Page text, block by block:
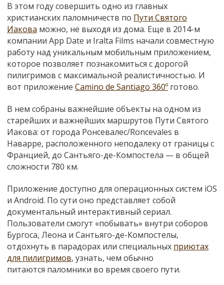
В этом году совершить одно из главных
христианских паломничеств по Пути Святого
Иакова можно, не выходя из дома. Еще в 2014-м
компании App Date и Iralta Films начали совместную
работу над уникальным мобильным приложением,
которое позволяет познакомиться с дорогой
пилигримов с максимальной реалистичностью. И
вот приложение Camino de Santiago 360º готово.
В нем собраны важнейшие объекты на одном из
старейших и важнейших маршрутов Пути Святого
Иакова: от города Ронсевалес/Roncevales в
Наварре, расположенного неподалеку от границы с
Францией, до Сантьяго-де-Компостела — в общей
сложности 780 км.
Приложение доступно для операционных систем iOS
и Android. По сути оно представляет собой
документальный интерактивный сериал.
Пользователи смогут «побывать» внутри соборов
Бургоса, Леона и Сантьяго-де-Компостелы,
отдохнуть в парадорах или специальных приютах
для пилигримов, узнать, чем обычно
питаются паломники во время своего пути.